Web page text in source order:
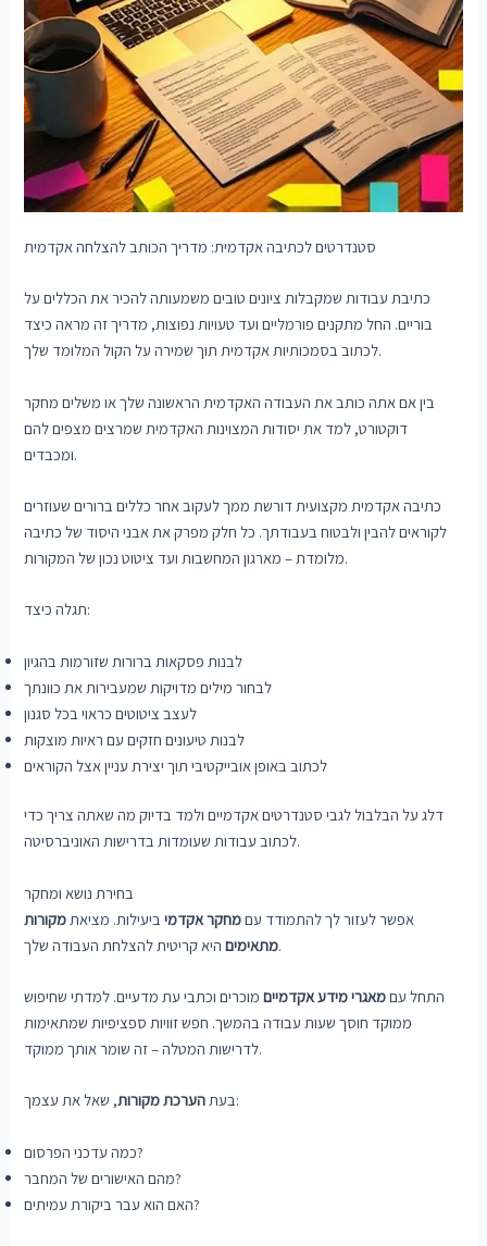
סטנדרטים לכתיבה אקדמית: מדריך הכותב להצלחה אקדמית
כתיבת עבודות שמקבלות ציונים טובים משמעותה להכיר את הכללים על
בוריים. החל מתקנים פורמליים ועד טעויות נפוצות, מדריך זה מראה כיצד
לכתוב בסמכותיות אקדמית תוך שמירה על הקול המלומד שלך.
בין אם אתה כותב את העבודה האקדמית הראשונה שלך או משלים מחקר
דוקטורט, למד את יסודות המצוינות האקדמית שמרצים מצפים להם
ומכבדים.
כתיבה אקדמית מקצועית דורשת ממך לעקוב אחר כללים ברורים שעוזרים
לקוראים להבין ולבטוח בעבודתך. כל חלק מפרק את אבני היסוד של כתיבה
מלומדת – מארגון המחשבות ועד ציטוט נכון של המקורות.
תגלה כיצד:
לבנות פסקאות ברורות שזורמות בהגיון
לבחור מילים מדויקות שמעבירות את כוונתך
לעצב ציטוטים כראוי בכל סגנון
לבנות טיעונים חזקים עם ראיות מוצקות
לכתוב באופן אובייקטיבי תוך יצירת עניין אצל הקוראים
דלג על הבלבול לגבי סטנדרטים אקדמיים ולמד בדיוק מה שאתה צריך כדי
לכתוב עבודות שעומדות בדרישות האוניברסיטה.
בחירת נושא ומחקר
אפשר לעזור לך להתמודד עםמחקר אקדמיביעילות. מציאת מקורות
מתאימיםהיא קריטית להצלחת העבודה שלך.
התחל עםמאגרי מידע אקדמייםמוכרים וכתבי עת מדעיים. למדתי שחיפוש
ממוקד חוסך שעות עבודה בהמשך. חפש זוויות ספציפיות שמתאימות
לדרישות המטלה – זה שומר אותך ממוקד.
בעתהערכת מקורות , שאל את עצמך:
כמה עדכני הפרסום?
מהם האישורים של המחבר?
האם הוא עבר ביקורת עמיתים?